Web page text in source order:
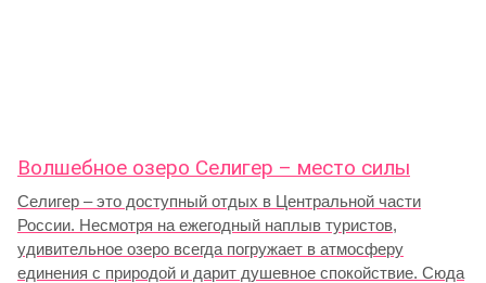
Волшебное озеро Селигер – место силы
Селигер – это доступный отдых в Центральной части
России. Несмотря на ежегодный наплыв туристов,
удивительное озеро всегда погружает в атмосферу
единения с природой и дарит душевное спокойствие. Сюда